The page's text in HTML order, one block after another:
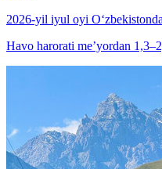
2026-yil iyul oyi
Havo harorati me’yordan